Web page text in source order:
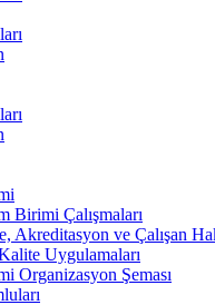
Birimi Çalışmaları
Akreditasyon ve Çalışan
Uygulamaları
Organizasyon Şeması